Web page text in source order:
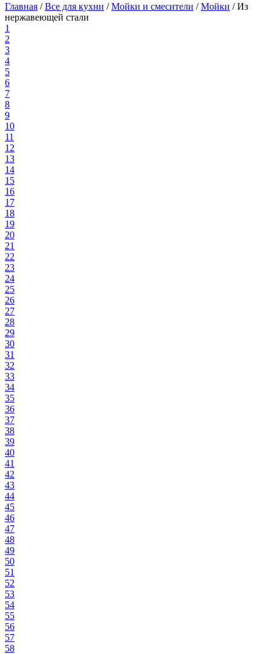
Главная /Все для кухни /Мойки и смесители /Мойки /Из
нержавеющей стали
1
2
3
4
5
6
7
8
9
10
11
12
13
14
15
16
17
18
19
20
21
22
23
24
25
26
27
28
29
30
31
32
33
34
35
36
37
38
39
40
41
42
43
44
45
46
47
48
49
50
51
52
53
54
55
56
57
58